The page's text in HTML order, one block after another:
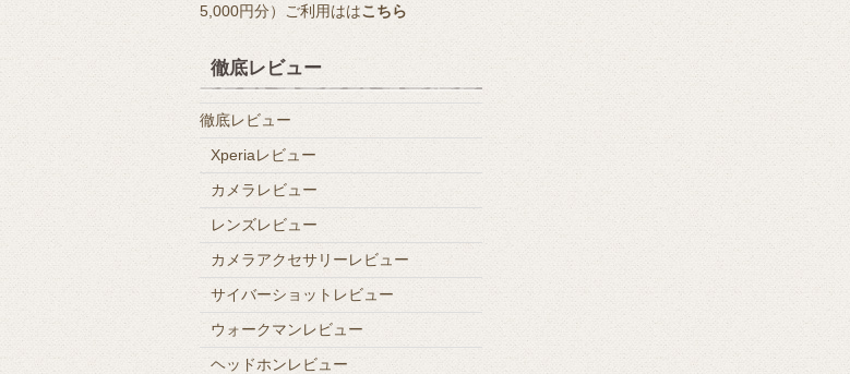
5,000円分）ご利用ははこちら
徹底レビュー
徹底レビュー
Xperiaレビュー
カメラレビュー
レンズレビュー
カメラアクセサリーレビュー
サイバーショットレビュー
ウォークマンレビュー
ヘッドホンレビュー